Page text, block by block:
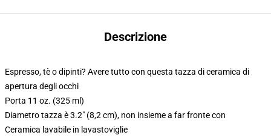
Descrizione
Espresso, tè o dipinti? Avere tutto con questa tazza di ceramica di
apertura degli occhi
Porta 11 oz. (325 ml)
Diametro tazza è 3.2" (8,2 cm), non insieme a far fronte con
Ceramica lavabile in lavastoviglie